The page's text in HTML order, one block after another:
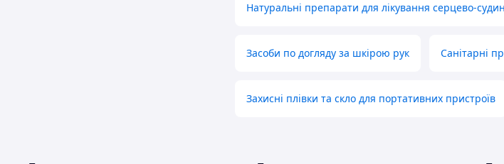
Натуральні препарати для лікування серцево-
Засоби по догляду за шкірою рук Санітарні
Захисні плівки та скло для портативних пристроїв